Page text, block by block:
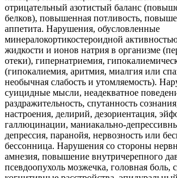
отрицательный азотистый баланс
белков), повышенная потливость,
аппетита. Нарушения, обусловленные
минералокортикостероидной
жидкости и ионов натрия в организме
отеки), гипернатриемия,
(гипокалиемия, аритмия, миалгия или
необычная слабость и утомляемость).
суицидные мысли, неадекватное
раздражительность, спутанность
настроения, делирий, дезориентация,
галлюцинации, маниакально-
депрессия, паранойя, нервозность или
бессонница. Нарушения со стороны
амнезия, повышение внутричерепного
псевдоопухоль мозжечка, головная боль,